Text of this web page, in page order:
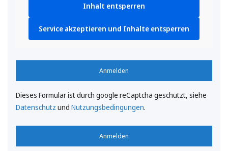
Inhalt entsperren
Service akzeptieren und Inhalte entsperren
Anmelden
Dieses Formular ist durch google reCaptcha geschützt, siehe
Datenschutz und Nutzungsbedingungen.
Anmelden